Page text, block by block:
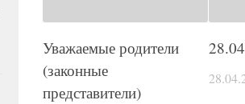
Уважаемые родители
(законные
представители)